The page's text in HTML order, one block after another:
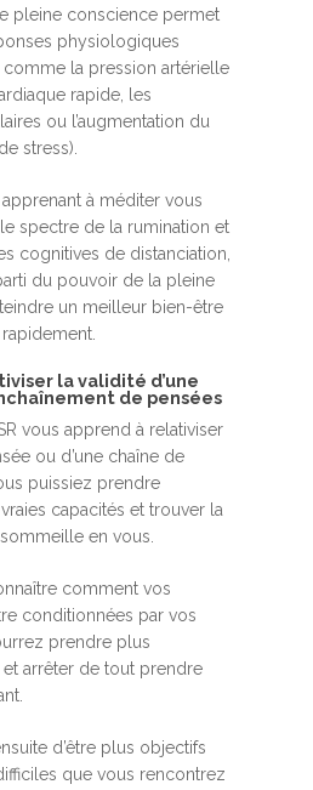
pleine conscience permet
physiologiques
comme la pression artérielle
rapide, les
ou l’augmentation du
stress).
à méditer vous
spectre de la rumination et
cognitives de distanciation,
du pouvoir de la pleine
un meilleur bien-être
la validité d’une
de pensées
vous apprend à relativiser
ou d’une chaîne de
puissiez prendre
capacités et trouver la
en vous.
comment vos
conditionnées par vos
prendre plus
arrêter de tout prendre
d’être plus objectifs
que vous rencontrez